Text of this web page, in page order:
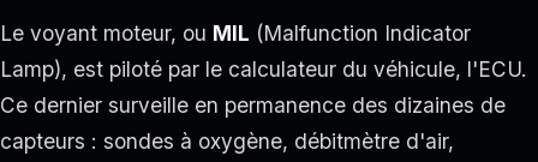
Le voyant moteur, ou MIL (Malfunction Indicator
Lamp), est piloté par le calculateur du véhicule, l'ECU.
Ce dernier surveille en permanence des dizaines de
capteurs : sondes à oxygène, débitmètre d'air,